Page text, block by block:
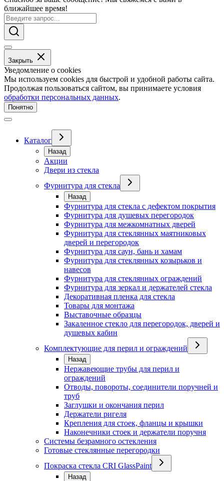
ближайшее время!
Закрыть
Уведомление о cookies
Мы используем cookies для быстрой и удобной работы сайта.
Продолжая пользоваться сайтом, вы принимаете условия
обработки персональных данных.
Понятно
Каталог
Назад
Акции
Двери из стекла
Фурнитура для стекла
Назад
Фурнитура для стекла с дефектом покрытия
Фурнитура для душевых перегородок
Фурнитура для межкомнатных дверей
Фурнитура для стеклянных маятниковых
дверей и перегородок
Фурнитура для саун, бань и хамам
Фурнитура для стеклянных козырьков и
навесов
Фурнитура для стеклянных ограждений
Фурнитура для зеркал и держателей стекла
Декоративная пленка для стекла
Товары для монтажа
Выставочные образцы
Закаленное стекло для перегородок, дверей и
душевых кабин
Комплектующие для перил и ограждений
Назад
Нержавеющие трубы для перил и
ограждений
Отводы, повороты, соединители поручней и
труб
Заглушки и окончания перил
Держатели ригеля
Крепления для стоек, фланцы и крышки
Наконечники стоек и держатели поручня
Системы безрамного остекления
Готовые стеклянные перегородки
Покраска стекла CRI GlassPaint
Назад